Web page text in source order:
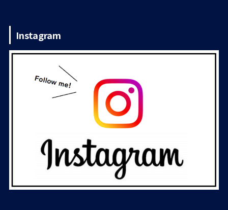
Instagram